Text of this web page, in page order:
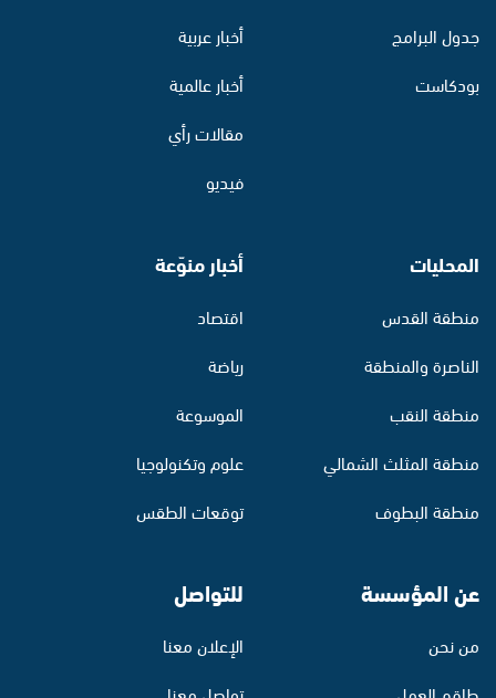
جدول البرامج
بودكاست
أخبار عربية
أخبار عالمية
مقالات رأي
فيديو
المحليات
منطقة القدس
الناصرة والمنطقة
منطقة النقب
منطقة المثلث الشمالي
منطقة البطوف
أخبار منوّعة
اقتصاد
رياضة
الموسوعة
علوم وتكنولوجيا
توقعات الطقس
عن المؤسسة
من نحن
للتواصل
الإعلان معنا